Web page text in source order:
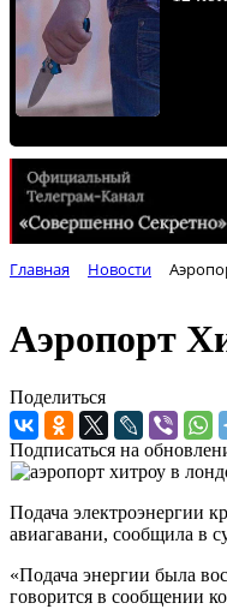
Главная Новости
Аэропорт
Поделиться
Подписаться на
Подача электроэнергии
авиагавани, сообщила в
«Подача энергии была
говорится в сообщении